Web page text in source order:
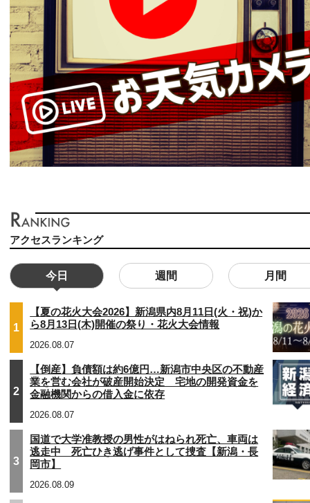
アクセスランキング
今日 週間 月間
1
【夏の花火大会2026】新潟県内8月11日(火・祝)か
ら8月13日(木)開催の祭り・花火大会情報
2026.08.07
2
【倒産】負債額は約6億円…新潟市中央区の不動産
業を営む会社が破産開始決定 宅地の開発資金を
金融機関からの借入金に依存
2026.08.07
3
国道で大学准教授の男性がはねられ死亡、車両は
逃走中 死亡ひき逃げ事件として捜査【新潟・長
岡市】
2026.08.09